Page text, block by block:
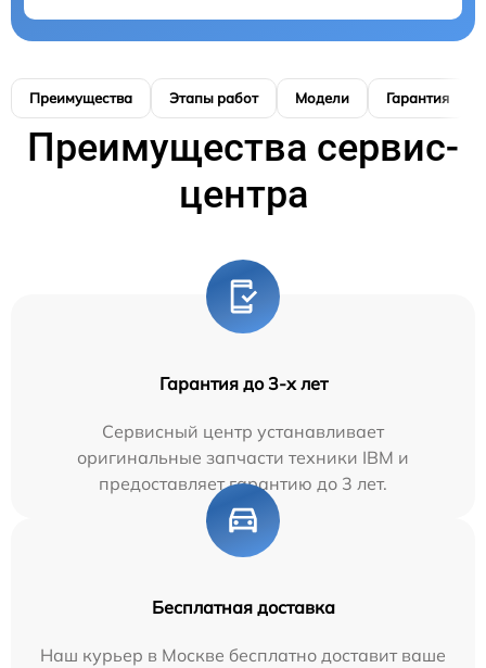
Преимущества Этапы работ Модели Гарантия
Преимущества сервис-
центра
Гарантия до 3-х лет
Сервисный центр устанавливает
оригинальные запчасти техники IBM и
предоставляет гарантию до 3 лет.
Бесплатная доставка
Наш курьер в Москве бесплатно доставит ваше